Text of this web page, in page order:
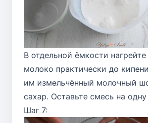
В отдельной ёмкости
молоко практически до
им измельчённый молочный
сахар. Оставьте смесь на
Шаг 7: